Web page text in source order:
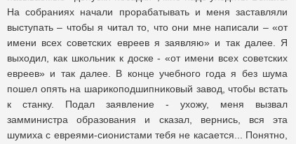
На собраниях начали прорабатывать и меня заставляли
выступать – чтобы я читал то, что они мне написали – «от
имени всех советских евреев я заявляю» и так далее. Я
выходил, как школьник к доске - «от имени всех советских
евреев» и так далее. В конце учебного года я без шума
пошел опять на шарикоподшипниковый завод, чтобы встать
к станку. Подал заявление - ухожу, меня вызвал
замминистра образования и сказал, вернись, вся эта
шумиха с евреями-сионистами тебя не касается... Понятно,